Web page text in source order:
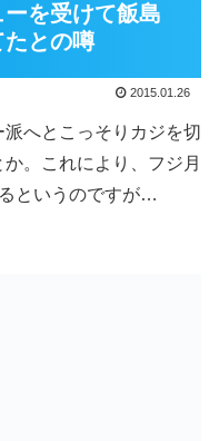
を受けて飯島
との噂
2015.01.26
へとこっそりカジを切
。これにより、フジ月
というのですが…